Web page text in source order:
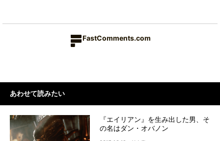
FastComments.com
あわせて読みたい
『エイリアン』を生み出した男、そ
の名はダン・オバノン